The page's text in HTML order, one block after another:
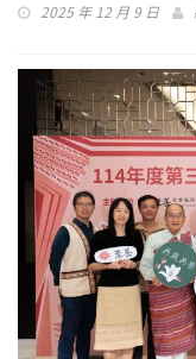
2025 年 12 月 9 日